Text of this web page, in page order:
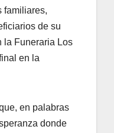
familiares,
de su
la Funeraria Los
en la
en palabras
donde